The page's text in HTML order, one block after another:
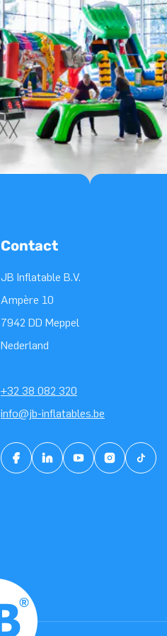
Contact
JB Inflatable B.V.
Ampère 10
7942 DD Meppel
Nederland
+32 38 082 320
info@jb-inflatables.be